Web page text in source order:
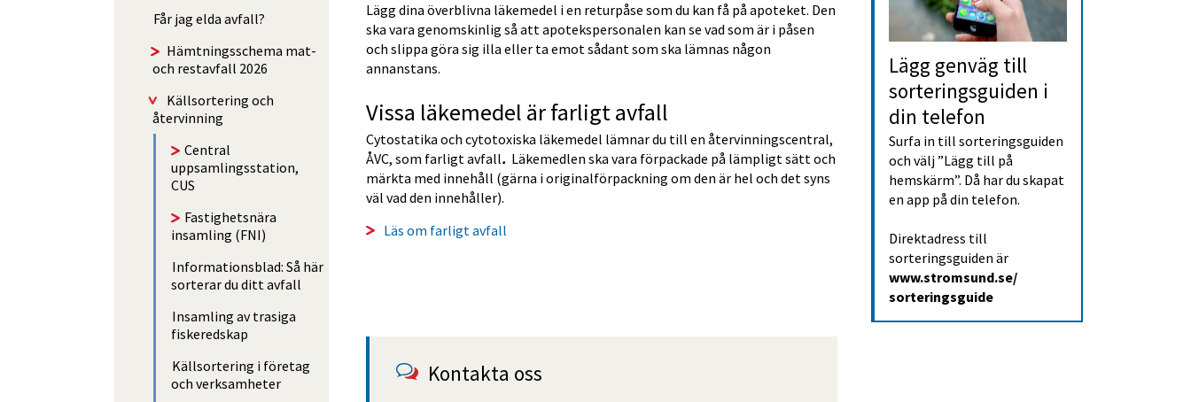
Lägg dina överblivna läkemedel i en returpåse som du kan få på apoteket. Den
ska vara genomskinlig så att apotekspersonalen kan se vad som är i påsen
och slippa göra sig illa eller ta emot sådant som ska lämnas någon
annanstans.
Vissa läkemedel är farligt avfall
Cytostatika och cytotoxiska läkemedel lämnar du till en återvinningscentral,
ÅVC, som farligt avfall. Läkemedlen ska vara förpackade på lämpligt sätt och
märkta med innehåll (gärna i originalförpackning om den är hel och det syns
väl vad den innehåller).
Läs om farligt avfall
Lägg genväg till
sorterings­guiden i
din telefon
Surfa in till sorteringsguiden
och välj ”Lägg till på
hemskärm”. Då har du skapat
en app på din telefon.
Direktadress till
www.stromsund.se/
sorteringsguide
Kontakta oss
Får jag elda avfall?
Hämtningsschema mat-
och restavfall 2026
Käll­sorte­ring och
återvinning
Central
uppsamlingsstation,
CUS
Fastighetsnära
insamling (FNI)
Informationsblad: Så här
sorterar du ditt avfall
Insamling av trasiga
fiskeredskap
Källsortering i företag
och verksamheter